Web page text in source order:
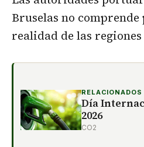
Bruselas no comprende
realidad de las
RELACIONADOS
Día
2026
CO2